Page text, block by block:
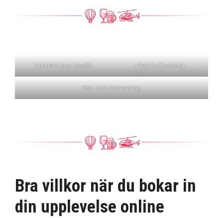
Exklusivt spa-besök Flyga luftballong
Ost- och vinprovning
Bra villkor när du bokar in
din upplevelse online